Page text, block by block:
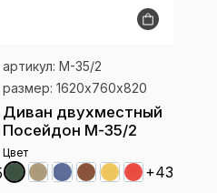
артикул: М-35/2
размер: 1620х760х820
Диван двухместный
Посейдон М-35/2
Цвет
+43